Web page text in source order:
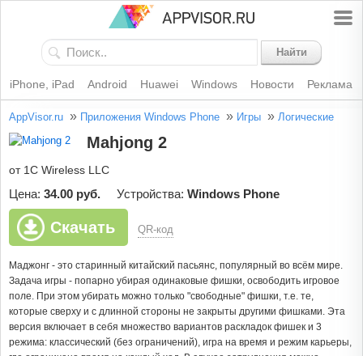
Найти
iPhone, iPad Android Huawei Windows Новости Реклама
AppVisor.ru » Приложения Windows Phone » Игры » Логические
Mahjong 2
от 1C Wireless LLC
Цена: 34.00 руб. Устройства: Windows Phone
Скачать QR-код
Маджонг - это старинный китайский пасьянс, популярный во всём мире.
Задача игры - попарно убирая одинаковые фишки, освободить игровое
поле. При этом убирать можно только "свободные" фишки, т.е. те,
которые сверху и с длинной стороны не закрыты другими фишками. Эта
версия включает в себя множество вариантов раскладок фишек и 3
режима: классический (без ограничений), игра на время и режим карьеры,